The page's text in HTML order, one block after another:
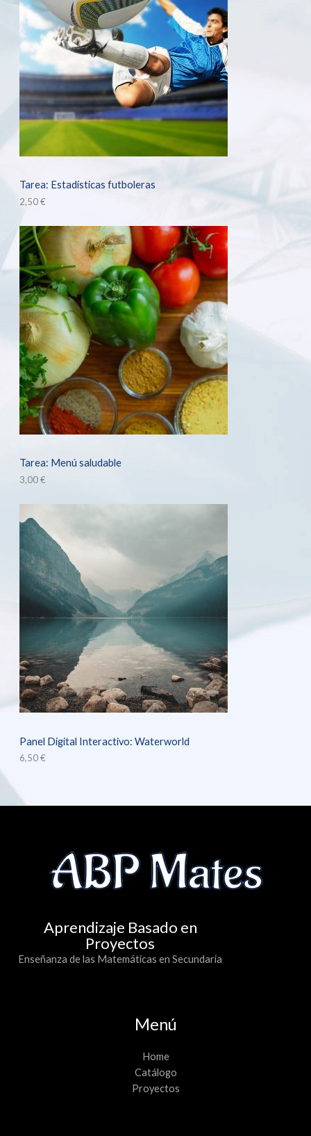
Tarea: Estadísticas futboleras
2,50€
Tarea: Menú saludable
3,00€
Panel Digital Interactivo: Waterworld
6,50€
Aprendizaje Basado en
Proyectos
Enseñanza de las Matemáticas en Secundaria
Menú
Home
Catálogo
Proyectos